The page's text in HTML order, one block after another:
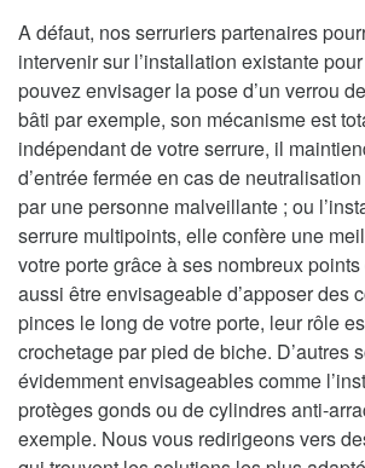
A défaut, nos serruriers partenaires
intervenir sur l’installation existante
pouvez envisager la pose d’un verrou
bâti par exemple, son mécanisme est
indépendant de votre serrure, il
d’entrée fermée en cas de
par une personne malveillante ; ou
serrure multipoints, elle confère une
votre porte grâce à ses nombreux points
aussi être envisageable d’apposer des
pinces le long de votre porte, leur rôle
crochetage par pied de biche. D’autres
évidemment envisageables comme
protèges gonds ou de cylindres anti-
exemple. Nous vous redirigeons vers